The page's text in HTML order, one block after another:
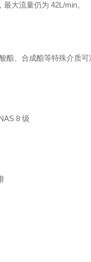
大流量仍为 42L/min。
酯、合成酯等特殊介质可
8 级